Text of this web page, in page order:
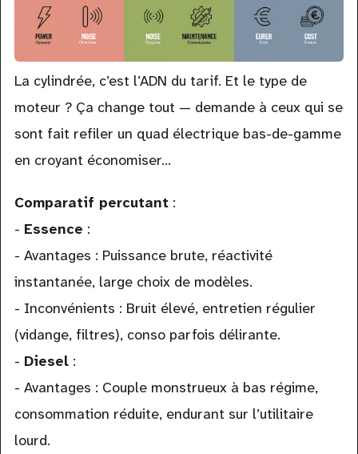
La cylindrée, c’est l’ADN du tarif. Et le type de
moteur ? Ça change tout — demande à ceux qui se
sont fait refiler un quad électrique bas-de-gamme
en croyant économiser…
Comparatif percutant :
- Essence :
- Avantages : Puissance brute, réactivité
instantanée, large choix de modèles.
- Inconvénients : Bruit élevé, entretien régulier
(vidange, filtres), conso parfois délirante.
- Diesel:
- Avantages : Couple monstrueux à bas régime,
consommation réduite, endurant sur l’utilitaire
lourd.